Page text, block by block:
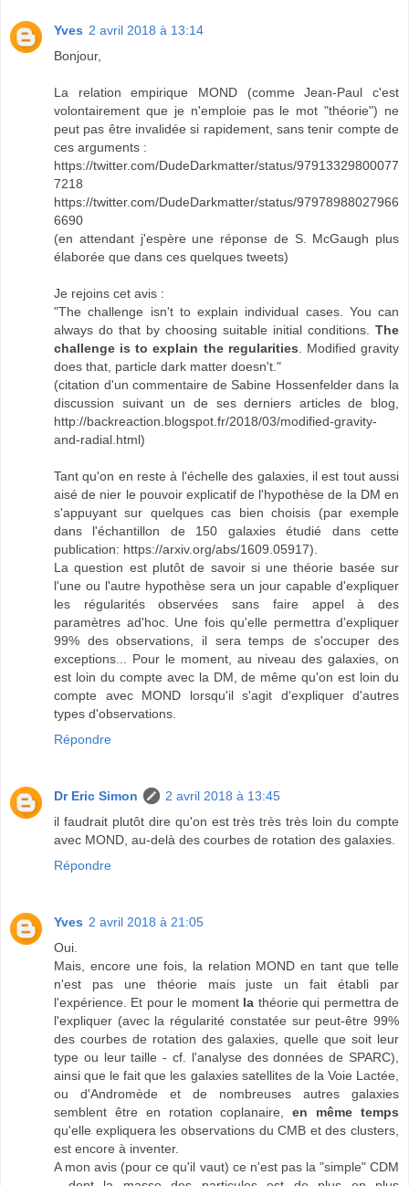
Yves 2 avril 2018 à 13:14
Bonjour,
La relation empirique MOND (comme Jean-Paul c'est
volontairement que je n'emploie pas le mot "théorie") ne
peut pas être invalidée si rapidement, sans tenir compte de
ces arguments :
https://twitter.com/DudeDarkmatter/status/97913329800077
7218
https://twitter.com/DudeDarkmatter/status/97978988027966
6690
(en attendant j'espère une réponse de S. McGaugh plus
élaborée que dans ces quelques tweets)
Je rejoins cet avis :
"The challenge isn't to explain individual cases. You can
always do that by choosing suitable initial conditions. The
challenge is to explain the regularities. Modified gravity
does that, particle dark matter doesn't."
(citation d'un commentaire de Sabine Hossenfelder dans la
discussion suivant un de ses derniers articles de blog,
http://backreaction.blogspot.fr/2018/03/modified-gravity-
and-radial.html)
Tant qu'on en reste à l'échelle des galaxies, il est tout aussi
aisé de nier le pouvoir explicatif de l'hypothèse de la DM en
s'appuyant sur quelques cas bien choisis (par exemple
dans l'échantillon de 150 galaxies étudié dans cette
publication: https://arxiv.org/abs/1609.05917).
La question est plutôt de savoir si une théorie basée sur
l'une ou l'autre hypothèse sera un jour capable d'expliquer
les régularités observées sans faire appel à des
paramètres ad'hoc. Une fois qu'elle permettra d'expliquer
99% des observations, il sera temps de s'occuper des
exceptions... Pour le moment, au niveau des galaxies, on
est loin du compte avec la DM, de même qu'on est loin du
compte avec MOND lorsqu'il s'agit d'expliquer d'autres
types d'observations.
Répondre
Dr Eric Simon
2 avril 2018 à 13:45
il faudrait plutôt dire qu'on est très très très loin du compte
avec MOND, au-delà des courbes de rotation des galaxies.
Répondre
Yves 2 avril 2018 à 21:05
Oui.
Mais, encore une fois, la relation MOND en tant que telle
n'est pas une théorie mais juste un fait établi par
l'expérience. Et pour le moment la théorie qui permettra de
l'expliquer (avec la régularité constatée sur peut-être 99%
des courbes de rotation des galaxies, quelle que soit leur
type ou leur taille - cf. l'analyse des données de SPARC),
ainsi que le fait que les galaxies satellites de la Voie Lactée,
ou d'Andromède et de nombreuses autres galaxies
semblent être en rotation coplanaire,en même temps
qu'elle expliquera les observations du CMB et des clusters,
est encore à inventer.
A mon avis (pour ce qu'il vaut) ce n'est pas la "simple" CDM